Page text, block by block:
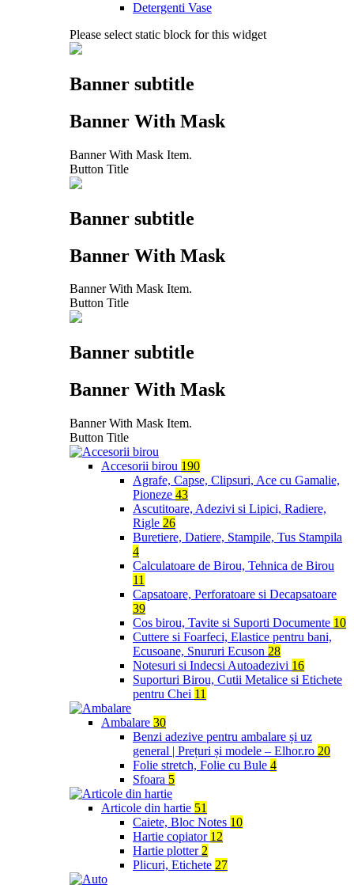
Detergenti Vase
Please select static block for this widget
Banner subtitle
Banner With Mask
Banner With Mask Item.
Button Title
Banner subtitle
Banner With Mask
Banner With Mask Item.
Button Title
Banner subtitle
Banner With Mask
Banner With Mask Item.
Button Title
Accesorii birou 190
Agrafe, Capse, Clipsuri, Ace cu Gamalie,
Pioneze 43
Ascutitoare, Adezivi si Lipici, Radiere,
Rigle 26
Buretiere, Datiere, Stampile, Tus Stampila
4
Calculatoare de Birou, Tehnica de Birou
11
Capsatoare, Perforatoare si Decapsatoare
39
Cos birou, Tavite si Suporti Documente 10
Cuttere si Foarfeci, Elastice pentru bani,
Ecusoane, Snururi Ecuson 28
Notesuri si Indecsi Autoadezivi 16
Suporturi Birou, Cutii Metalice si Etichete
pentru Chei 11
Ambalare 30
Benzi adezive pentru ambalare și uz
general | Prețuri și modele – Elhor.ro 20
Folie stretch, Folie cu Bule 4
Sfoara 5
Articole din hartie 51
Caiete, Bloc Notes 10
Hartie copiator 12
Hartie plotter 2
Plicuri, Etichete 27